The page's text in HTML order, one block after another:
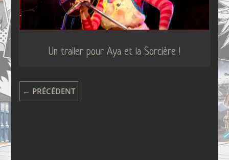
Un trailer pour Aya et la Sorcière !
← PRÉCÉDENT